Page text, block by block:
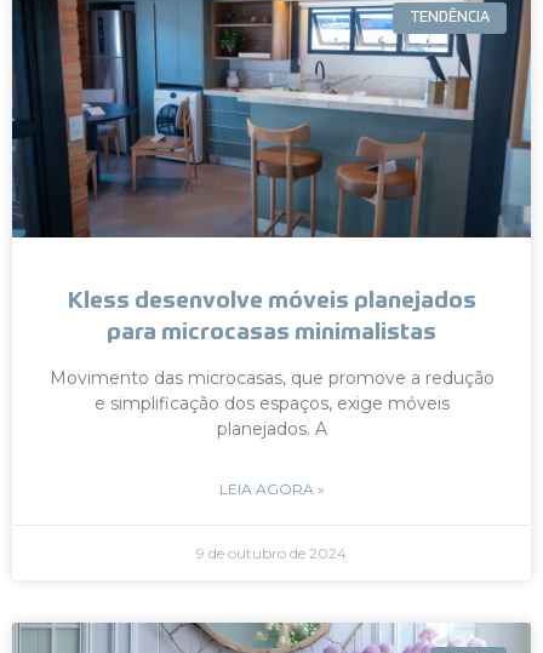
TENDÊNCIA
Kless desenvolve móveis planejados
para microcasas minimalistas
Movimento das microcasas, que promove a redução
e simplificação dos espaços, exige móveis
planejados. A
LEIA AGORA »
9 de outubro de 2024